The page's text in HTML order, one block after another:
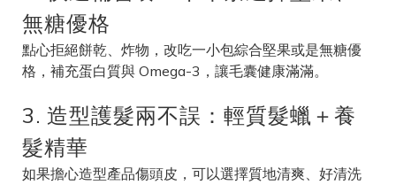
無糖優格
點心拒絕餅乾、炸物，改吃一小包綜合堅果或是無糖優
格，補充蛋白質與 Omega-3，讓毛囊健康滿滿。
3. 造型護髮兩不誤：輕質髮蠟＋養
髮精華
如果擔心造型產品傷頭皮，可以選擇質地清爽、好清洗